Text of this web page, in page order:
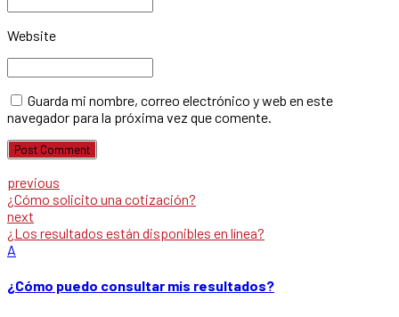
Website
Guarda mi nombre, correo electrónico y web en este
navegador para la próxima vez que comente.
Post Comment
previous
¿Cómo solicito una cotización?
next
¿Los resultados están disponibles en línea?
A
¿Cómo puedo consultar mis resultados?